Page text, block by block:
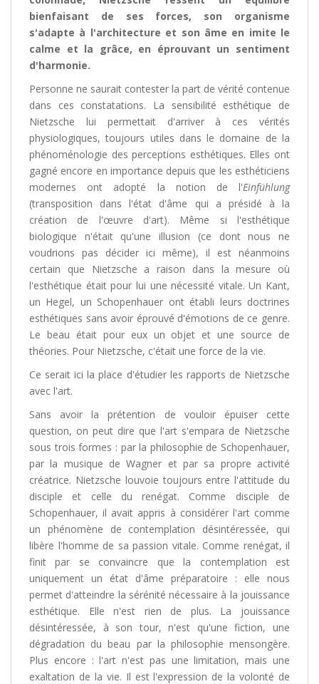
bienfaisant de ses forces, son organisme
s'adapte à l'architecture et son âme en imite le
calme et la grâce, en éprouvant un sentiment
d'harmonie.
Personne ne saurait contester la part de vérité contenue
dans ces constatations. La sensibilité esthétique de
Nietzsche lui permettait d'arriver à ces vérités
physiologiques, toujours utiles dans le domaine de la
phénoménologie des perceptions esthétiques. Elles ont
gagné encore en importance depuis que les esthéticiens
modernes ont adopté la notion de l'Einfühlung
(transposition dans l'état d'âme qui a présidé à la
création de l'œuvre d'art). Même si l'esthétique
biologique n'était qu'une illusion (ce dont nous ne
voudrions pas décider ici même), il est néanmoins
certain que Nietzsche a raison dans la mesure où
l'esthétique était pour lui une nécessité vitale. Un Kant,
un Hegel, un Schopenhauer ont établi leurs doctrines
esthétiques sans avoir éprouvé d'émotions de ce genre.
Le beau était pour eux un objet et une source de
théories. Pour Nietzsche, c'était une force de la vie.
Ce serait ici la place d'étudier les rapports de Nietzsche
avec l'art.
Sans avoir la prétention de vouloir épuiser cette
question, on peut dire que l'art s'empara de Nietzsche
sous trois formes : par la philosophie de Schopenhauer,
par la musique de Wagner et par sa propre activité
créatrice. Nietzsche louvoie toujours entre l'attitude du
disciple et celle du renégat. Comme disciple de
Schopenhauer, il avait appris à considérer l'art comme
un phénomène de contemplation désintéressée, qui
libère l'homme de sa passion vitale. Comme renégat, il
finit par se convaincre que la contemplation est
uniquement un état d'âme préparatoire : elle nous
permet d'atteindre la sérénité nécessaire à la jouissance
esthétique. Elle n'est rien de plus. La jouissance
désintéressée, à son tour, n'est qu'une fiction, une
dégradation du beau par la philosophie mensongère.
Plus encore : l'art n'est pas une limitation, mais une
exaltation de la vie. Il est l'expression de la volonté de